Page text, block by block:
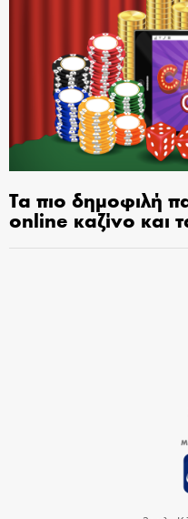
Τα πιο δημοφιλή
online καζίνο και